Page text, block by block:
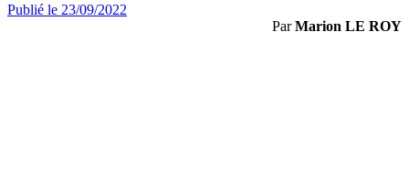
Publié le 23/09/2022
ParMarion LE ROY